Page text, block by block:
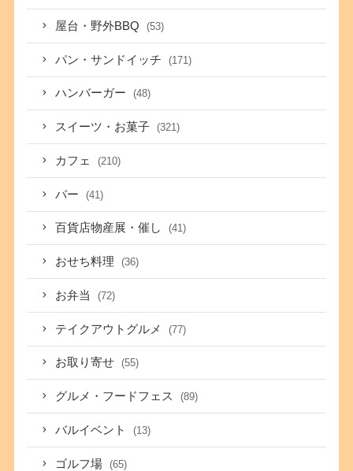
屋台・野外BBQ (53)
パン・サンドイッチ (171)
ハンバーガー (48)
スイーツ・お菓子 (321)
カフェ (210)
バー (41)
百貨店物産展・催し (41)
おせち料理 (36)
お弁当 (72)
テイクアウトグルメ (77)
お取り寄せ (55)
グルメ・フードフェス (89)
バルイベント (13)
ゴルフ場 (65)